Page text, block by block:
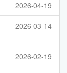
2026-04-19
2026-03-14
2026-02-19